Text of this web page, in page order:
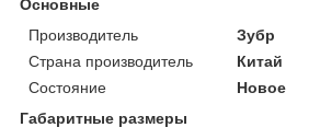
Основные
Производитель
Зубр
Страна производитель
Китай
Состояние
Новое
Габаритные размеры